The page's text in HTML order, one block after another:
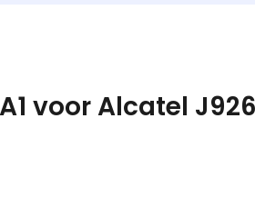
voor Alcatel